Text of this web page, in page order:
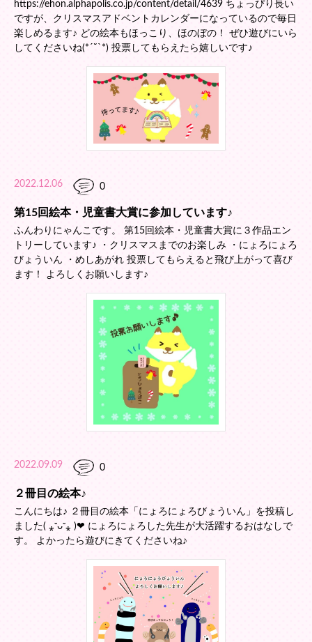
https://ehon.alphapolis.co.jp/content/detail/4639 ちょっぴり長い
ですが、クリスマスアドベントカレンダーになっているので毎日
楽しめるます♪ どの絵本もほっこり、ほのぼの！ ぜひ遊びにいら
してくださいね(*´˘`*) 投票してもらえたら嬉しいです♪
2022.12.06 0
第15回絵本・児童書大賞に参加しています♪
ふんわりにゃんこです。 第15回絵本・児童書大賞に３作品エン
トリーしています♪ ・クリスマスまでのお楽しみ ・にょろにょろ
びょういん ・めしあがれ 投票してもらえると飛び上がって喜び
ます！ よろしくお願いします♪
2022.09.09 0
２冊目の絵本♪
こんにちは♪ ２冊目の絵本「にょろにょろびょういん」を投稿し
ました( ⁎ᵕᴗᵕ⁎ )❤︎ にょろにょろした先生が大活躍するおはなしで
す。 よかったら遊びにきてくださいね♪